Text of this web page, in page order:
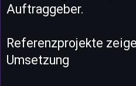
Auftraggeber.
Referenzprojekte
Umsetzung